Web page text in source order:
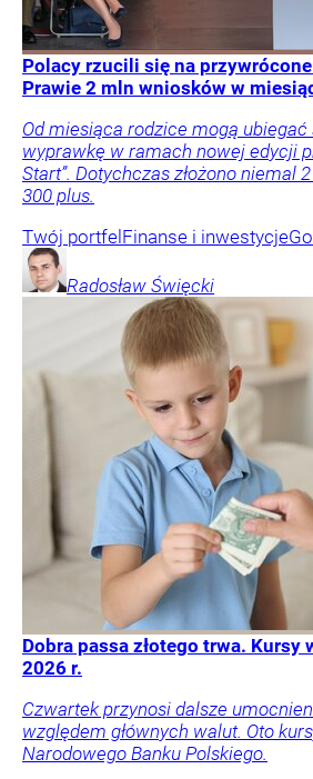
Polacy rzucili się na
Prawie 2 mln wniosków w
Od miesiąca rodzice mogą ubiegać
wyprawkę w ramach nowej edycji
Start”. Dotychczas złożono niemal
300 plus.
Twój portfel Finanse i inwestycje
Radosław Święcki
Dobra passa złotego trwa. Kursy
2026 r.
Czwartek przynosi dalsze
względem głównych walut. Oto
Narodowego Banku Polskiego.